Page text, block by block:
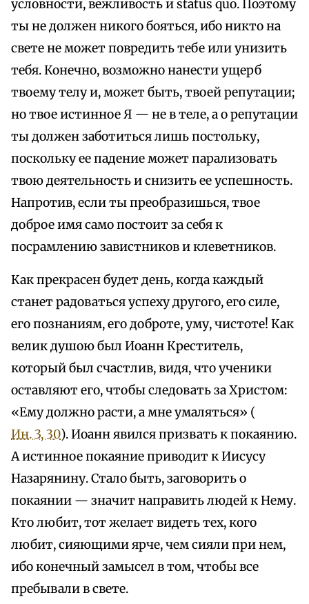
условности, вежливость и status quo. Поэтому
ты не должен никого бояться, ибо никто на
свете не может повредить тебе или унизить
тебя. Конечно, возможно нанести ущерб
твоему телу и, может быть, твоей репутации;
но твое истинное Я — не в теле, а о репутации
ты должен заботиться лишь постольку,
поскольку ее падение может парализовать
твою деятельность и снизить ее успешность.
Напротив, если ты преобразишься, твое
доброе имя само постоит за себя к
посрамлению завистников и клеветников.
Как прекрасен будет день, когда каждый
станет радоваться успеху другого, его силе,
его познаниям, его доброте, уму, чистоте! Как
велик душою был Иоанн Креститель,
который был счастлив, видя, что ученики
оставляют его, чтобы следовать за Христом:
«Ему должно расти, а мне умаляться» (
Ин. 3, 30). Иоанн явился призвать к покаянию.
А истинное покаяние приводит к Иисусу
Назарянину. Стало быть, заговорить о
покаянии — значит направить людей к Нему.
Кто любит, тот желает видеть тех, кого
любит, сияющими ярче, чем сияли при нем,
ибо конечный замысел в том, чтобы все
пребывали в свете.